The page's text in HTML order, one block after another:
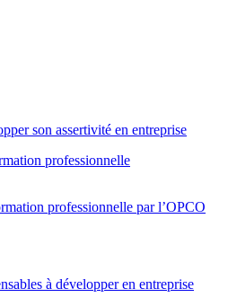
son assertivité en entreprise
professionnelle par l’OPCO
à développer en entreprise